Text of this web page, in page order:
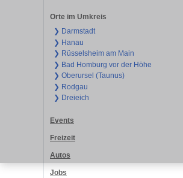
Orte im Umkreis
❯ Darmstadt
❯ Hanau
❯ Rüsselsheim am Main
❯ Bad Homburg vor der Höhe
❯ Oberursel (Taunus)
❯ Rodgau
❯ Dreieich
Events
Freizeit
Autos
Jobs